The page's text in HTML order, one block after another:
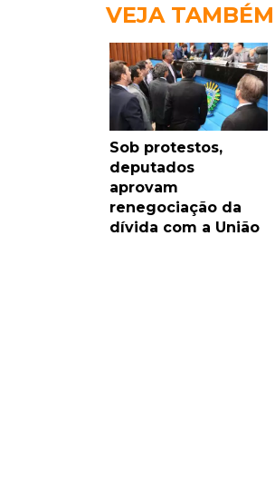
VEJA TAMBÉM
Sob protestos,
deputados
aprovam
renegociação da
dívida com a União